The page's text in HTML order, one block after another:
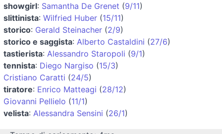
showgirl: Samantha De Grenet (9/11)
slittinista: Wilfried Huber (15/11)
storico: Gerald Steinacher (2/9)
storico e saggista: Alberto Castaldini (27/6)
tastierista: Alessandro Staropoli (9/1)
tennista: Diego Nargiso (15/3)
Cristiano Caratti (24/5)
tiratore: Enrico Matteagi (28/12)
Giovanni Pellielo (11/1)
velista: Alessandra Sensini (26/1)